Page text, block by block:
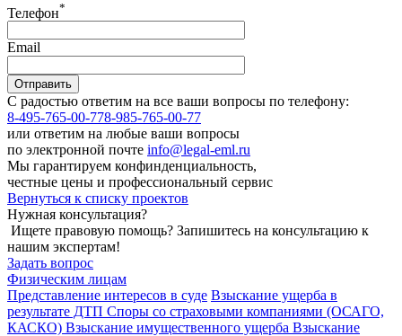
Телефон*
Email
С радостью ответим на все ваши вопросы по телефону:
8-495-765-00-778-985-765-00-77
или ответим на любые ваши вопросы
по электронной почте info@legal-eml.ru
Мы гарантируем конфинденциальность,
честные цены и профессиональный сервис
Вернуться к списку проектов
Нужная консультация?
Ищете правовую помощь? Запишитесь на консультацию к
нашим экспертам!
Задать вопрос
Физическим лицам
Представление интересов в суде Взыскание ущерба в
результате ДТП Споры со страховыми компаниями (ОСАГО,
КАСКО) Взыскание имущественного ущерба Взыскание